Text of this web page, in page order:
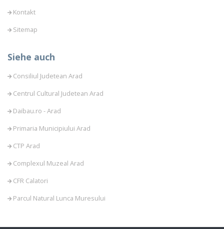
Kontakt
Sitemap
Siehe auch
Consiliul Judetean Arad
Centrul Cultural Judetean Arad
Daibau.ro - Arad
Primaria Municipiului Arad
CTP Arad
Complexul Muzeal Arad
CFR Calatori
Parcul Natural Lunca Muresului